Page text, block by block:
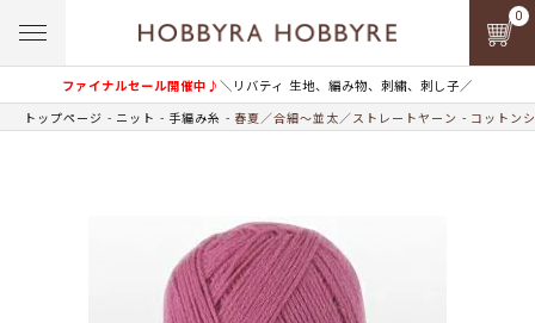
ファイナルセール開催中♪＼リバティ 生地、編み物、刺繍、刺し子／
0
トップページ ニット 手編み糸 春夏／合細～並太／ストレートヤーン コットン